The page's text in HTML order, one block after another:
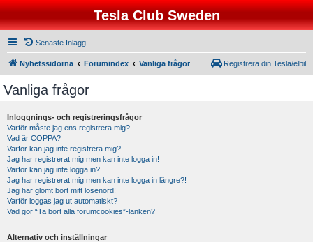
Tesla Club Sweden
Senaste Inlägg
Nyhetssidorna Forumindex Vanliga frågor Registrera din Tesla/elbil
Vanliga frågor
Inloggnings- och registreringsfrågor
Varför måste jag ens registrera mig?
Vad är COPPA?
Varför kan jag inte registrera mig?
Jag har registrerat mig men kan inte logga in!
Varför kan jag inte logga in?
Jag har registrerat mig men kan inte logga in längre?!
Jag har glömt bort mitt lösenord!
Varför loggas jag ut automatiskt?
Vad gör “Ta bort alla forumcookies”-länken?
Alternativ och inställningar